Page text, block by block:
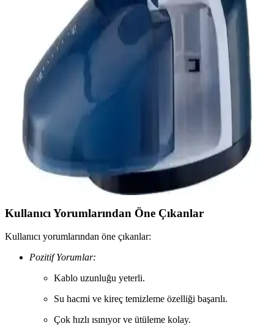
seramik taban ve pratik özellikleriyle kıyafetlerinizi zahmetsizce
ütülemenizi sağlar.
Tefal ve Philips Buharlı Ütülerinin Karşılaştırması:
Performans, Dayanıklılık ve Kullanıcı Tercihleri
Tefal ve Philips markalarının buhar teknolojisi, dayanıklılığı ve
kullanım kolaylığı açısından karşılaştırması. Hangi ütü modelinin
ihtiyaçlarınıza uygun olduğunu öğrenin.
Sinbo 1500 W Buharlı Ütü: Güçlü ve Güvenli
Kıyafet Ütüleme Çözümü
Sinbo 1500 W buharlı ütü, geniş su haznesi, otomatik kapanma ve
yüksek buhar gücü ile pratik ve güvenli kıyafet ütüleme sağlar.
Modern tasarımıyla günlük kullanımda tercih edilir.
Kullanıcı Yorumlarından Öne Çıkanlar
Kullanıcı yorumlarından öne çıkanlar:
Pozitif Yorumlar:
Kablo uzunluğu yeterli.
Su hacmi ve kireç temizleme özelliği başarılı.
Çok hızlı ısınıyor ve ütüleme kolay.